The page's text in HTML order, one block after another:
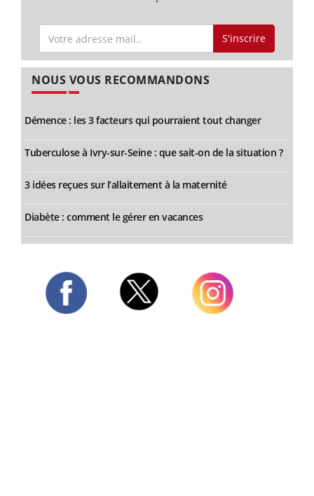
S'inscrire
NOUS VOUS RECOMMANDONS
Démence : les 3 facteurs qui pourraient tout changer
Tuberculose à Ivry-sur-Seine : que sait-on de la situation ?
3 idées reçues sur l’allaitement à la maternité
Diabète : comment le gérer en vacances